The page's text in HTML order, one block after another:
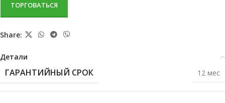
ТОРГОВАТЬСЯ
Share:
Детали
ГАРАНТИЙНЫЙ СРОК 12 мес